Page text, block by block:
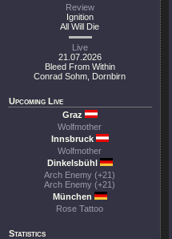
Review
Ignition
All Will Die
Live
21.07.2026
Bleed From Within
Conrad Sohm, Dornbirn
Upcoming Live
Graz
Wolfmother
Innsbruck
Wolfmother
Dinkelsbühl
Arch Enemy (+21)
Arch Enemy (+21)
München
Rose Tattoo
Statistics